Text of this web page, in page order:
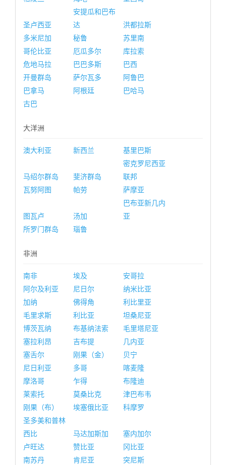
圣卢西亚
安提瓜和巴布
达
洪都拉斯
多米尼加
秘鲁
苏里南
哥伦比亚
厄瓜多尔
库拉索
危地马拉
巴巴多斯
巴西
开曼群岛
萨尔瓦多
阿鲁巴
巴拿马
阿根廷
巴哈马
古巴
大洋洲
澳大利亚 新西兰 基里巴斯
马绍尔群岛 斐济群岛
密克罗尼西亚
联邦
瓦努阿图
帕劳 萨摩亚
图瓦卢 汤加
巴布亚新几内
亚
所罗门群岛
瑙鲁
非洲
南非 埃及
安哥拉
阿尔及利亚
尼日尔
纳米比亚
加纳
佛得角
利比里亚
毛里求斯
利比亚
坦桑尼亚
博茨瓦纳
布基纳法索
毛里塔尼亚
塞拉利昂
吉布提
几内亚
塞舌尔
刚果（金）
贝宁
尼日利亚
多哥
喀麦隆
摩洛哥
乍得
布隆迪
莱索托
莫桑比克
津巴布韦
刚果（布）
埃塞俄比亚
科摩罗
圣多美和普林
西比
马达加斯加
塞内加尔
卢旺达
赞比亚
冈比亚
南苏丹
肯尼亚 突尼斯